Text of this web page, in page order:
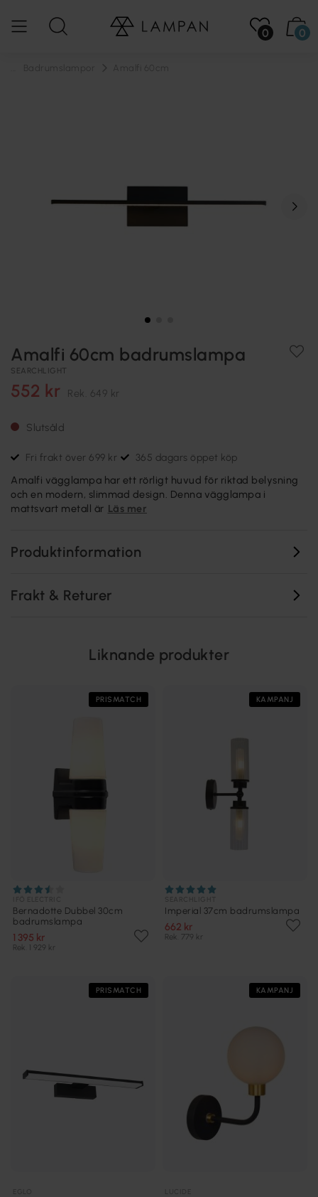
0 0
Amalfi 60cm badrumslampa
SEARCHLIGHT
552 kr Rek. 649 kr
Slutsåld
Fri frakt över 699 kr 365 dagars öppet köp
Amalfi vägglampa har ett rörligt huvud för riktad belysning
och en modern, slimmad design. Denna vägglampa i
mattsvart metall är Läs mer
Produktinformation
Frakt & Returer
Liknande produkter
PRISMATCH
Bernadotte Dubbel 30cm
badrumslampa
1 395 kr
Rek. 1 929 kr
KAMPANJ
Imperial 37cm badrumslampa
662 kr
Rek. 779 kr
PRISMATCH KAMPANJ